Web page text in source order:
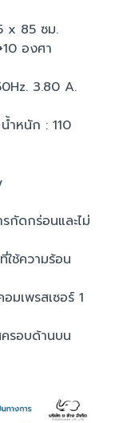
x 85 ซม.
องศา
3.80 A.
ำหนัก : 110
กัดกร่อนและไม่
ใช้ความร้อน
มเพรสเซอร์ 1
รอบด้านบน